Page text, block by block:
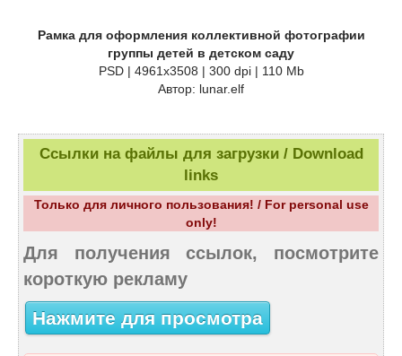
Рамка для оформления коллективной фотографии
группы детей в детском саду
PSD | 4961x3508 | 300 dpi | 110 Mb
Автор: lunar.elf
Ссылки на файлы для загрузки / Download
links
Только для личного пользования! / For personal use
only!
Для получения ссылок, посмотрите
короткую рекламу
Нажмите для просмотра